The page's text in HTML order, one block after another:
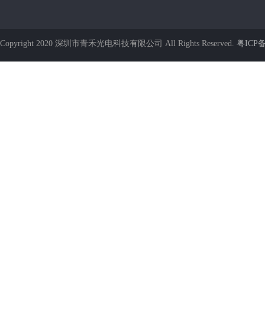
Copyright 2020 深圳市青禾光电科技有限公司 All Rights Reserved. 粤ICP